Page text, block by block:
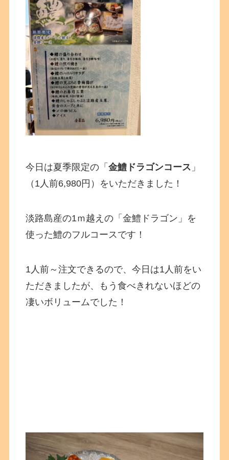
今日は夏季限定の「金鱧ドラゴンコース 」
（1人前6,980円）をいただきました！
淡路島産の1ｍ越えの「金鱧ドラゴン」を
使った鱧のフルコースです！
1人前～注文できるので、今日は1人前をい
ただきましたが、もう食べきれないほどの
凄いボリュームでした！